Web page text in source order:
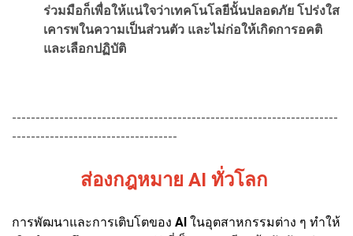
ร่วมมือก็เพื่อให้แน่ใจว่าเทคโนโลยีนั้นปลอดภัย โปร่งใส
เคารพในความเป็นส่วนตัว และไม่ก่อให้เกิดการอคติ
และเลือกปฏิบัติ
---------------------------------------------------------------------
-----------------------------------
ส่องกฎหมาย AI ทั่วโลก
การพัฒนาและการเติบโตของ AI ในอุตสาหกรรมต่าง ๆ ทำให้